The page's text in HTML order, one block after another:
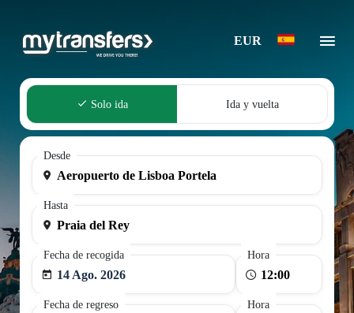
EUR
Solo ida Ida y vuelta
Desde
Hasta
Fecha de recogida
14 Ago. 2026
Hora
Fecha de regreso
Hora